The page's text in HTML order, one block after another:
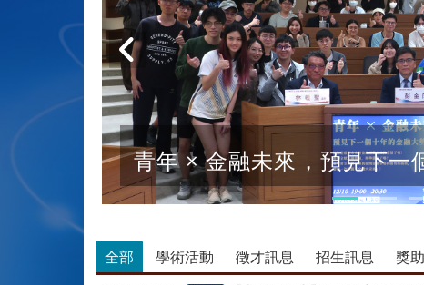
青年 × 金融未來，預見下一
全部 學術活動 徵才訊息 招生訊息 獎